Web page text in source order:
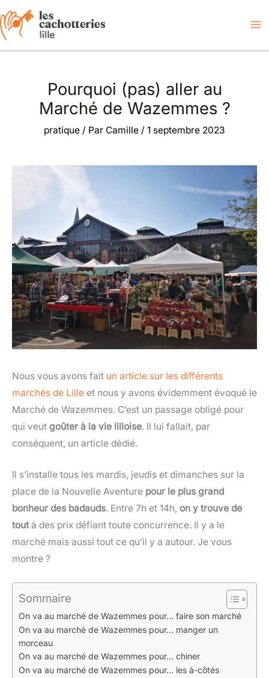
Aller
au
contenu
Pourquoi (pas) aller au
Marché de Wazemmes ?
pratique / Par Camille / 1 septembre 2023
Nous vous avons fait un article sur les différents
marchés de Lille et nous y avons évidemment évoqué le
Marché de Wazemmes. C’est un passage obligé pour
qui veut goûter à la vie lilloise. Il lui fallait, par
conséquent, un article dédié.
Il s’installe tous les mardis, jeudis et dimanches sur la
place de la Nouvelle Aventure pour le plus grand
bonheur des badauds. Entre 7h et 14h, on y trouve de
toutà des prix défiant toute concurrence. Il y a le
marché mais aussi tout ce qu’il y a autour. Je vous
montre ?
Sommaire
On va au marché de Wazemmes pour… faire son marché
On va au marché de Wazemmes pour… manger un
morceau
On va au marché de Wazemmes pour… chiner
On va au marché de Wazemmes pour… les à-côtés